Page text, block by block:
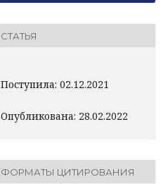
СТАТЬЯ
Поступила: 02.12.2021
Опубликована: 28.02.2022
ФОРМАТЫ ЦИТИРОВАНИЯ